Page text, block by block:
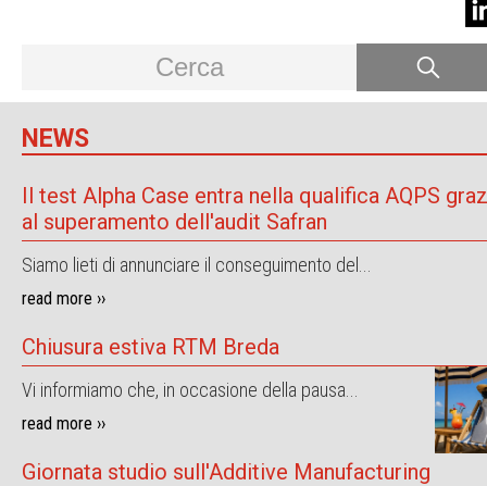
NEWS
Il test Alpha Case entra nella qualifica AQPS
al superamento dell'audit Safran
Siamo lieti di annunciare il conseguimento del...
read more ››
Chiusura estiva RTM Breda
Vi informiamo che, in occasione della pausa...
read more ››
Giornata studio sull'Additive Manufacturing